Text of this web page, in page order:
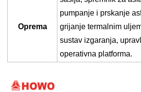
Oprema
pumpanje i prskanje
grijanje termalnim
sustav izgaranja,
operativna platforma.